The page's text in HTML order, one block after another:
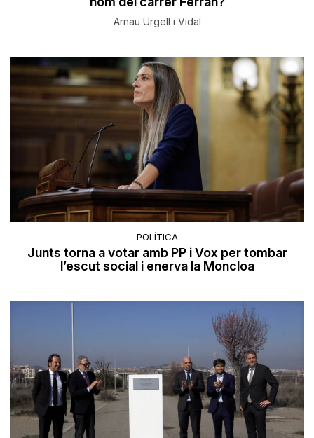
Arnau Urgell i Vidal
POLÍTICA
Junts torna a votar amb PP i Vox per tombar
l’escut social i enerva la Moncloa